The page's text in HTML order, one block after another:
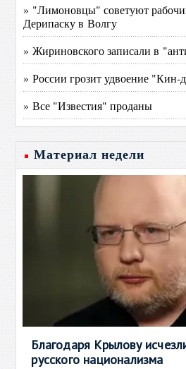
» "Лимоновцы" советуют
Дерипаску в Волгу
» Жириновского записали в
» России грозит удвоение "Кин-
» Все "Известия" проданы
Материал недели
Благодаря Крылову
русского национализма